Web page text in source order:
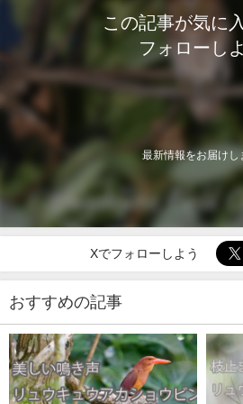
この記事が気に
フォローし
最新情報をお届けし
Xでフォローしよう
おすすめの記事